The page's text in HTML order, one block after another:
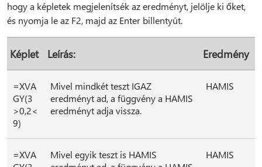
hogy a képletek megjelenítsék az eredményt, jelölje ki őket,
és nyomja le az F2, majd az Enter billentyűt.
Képlet Leírás: Eredmény
=XVA
GY(3
>0,2<
9)
Mivel mindkét teszt IGAZ
eredményt ad, a függvény a HAMIS
eredményt adja vissza.
HAMIS
=XVA
Mivel egyik teszt is HAMIS
HAMIS